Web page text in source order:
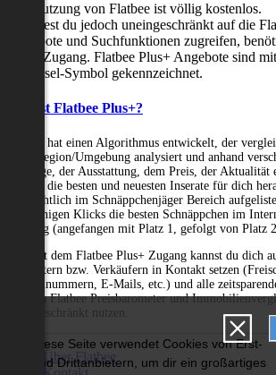
Diese Seite verwendet Cookies von Erst-
und Drittanbietern, um dir ein großartiges
Die Nutzung von Flatbee ist völlig kostenlos.
Möchtest du jedoch uneingeschränkt auf die
Angebote und Suchfunktionen zugreifen,
Plus+ Zugang. Flatbee Plus+ Angebote sind
Schlüssel-Symbol gekennzeichnet.
Was ist Flatbee Plus+?
Flatbee hat einen Algorithmus entwickelt, der
einer Region/Umgebung analysiert und anhand
der Lage, der Ausstattung, dem Preis, der Aktualität
werden die besten und neuesten Inserate für dich
übersichtlich im Schnäppchenjäger Bereich
nur wenigen Klicks die besten Schnäppchen im
Ranking (angefangen mit Platz 1, gefolgt von Platz
Nur mit dem Flatbee Plus+ Zugang kannst du dich
Vermietern bzw. Verkäufern in Kontakt setzen
Telefonnummern, E-Mails, etc.) und alle
wie den Flatbee Preisbarometer und
uneingeschränkt nutzen.
Über Flatbee